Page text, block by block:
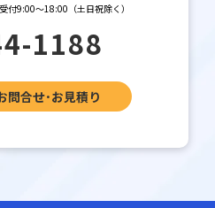
受付9:00～18:00（土日祝除く）
1188
問合せ･お見積り